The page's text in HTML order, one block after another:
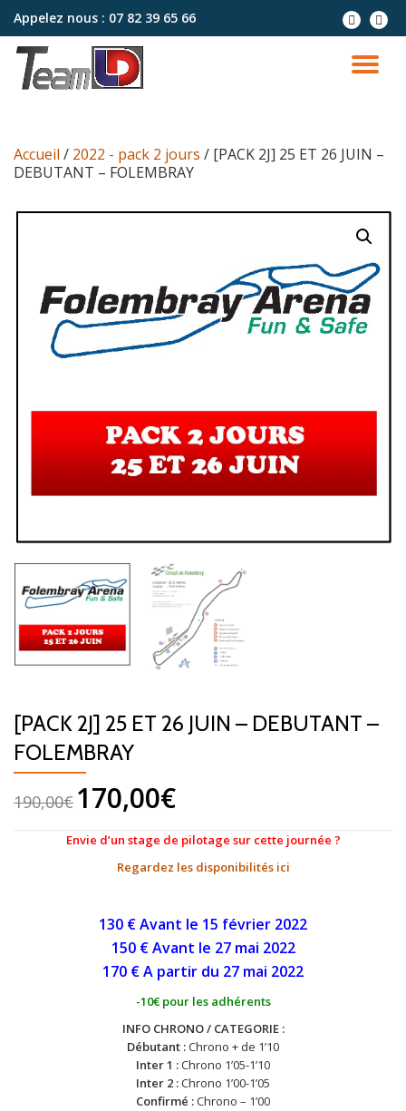
Aller
contenu
Appelez nous : 07 82 39 65 66
Accueil / 2022 - pack 2 jours / [PACK 2J] 25 ET 26 JUIN –
DEBUTANT – FOLEMBRAY
[PACK 2J] 25 ET 26 JUIN – DEBUTANT –
FOLEMBRAY
190,00€ 170,00€
Envie d’un stage de pilotage sur cette journée ?
Regardez les disponibilités ici
130 € Avant le 15 février 2022
150 € Avant le 27 mai 2022
170 € A partir du 27 mai 2022
-10€ pour les adhérents
INFO CHRONO / CATEGORIE :
Débutant :Chrono + de 1’10
Inter 1 :Chrono 1’05-1’10
Inter 2 :Chrono 1’00-1’05
Confirmé :Chrono – 1’00